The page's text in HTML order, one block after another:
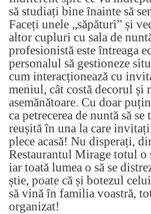
să studiați bine înainte să
Faceți unele „săpături” și
altor cupluri cu sala de
profesionistă este întreaga
personalul să gestioneze
cum interacționează cu
meniul, cât costă decorul și
asemănătoare. Cu doar
ca petrecerea de nuntă să
reușită în una la care
plece acasă! Nu disperați,
Restaurantul Mirage totul o
iar toată lumea o să se
știe, poate că și botezul
să vină în familia voastră,
organizat!